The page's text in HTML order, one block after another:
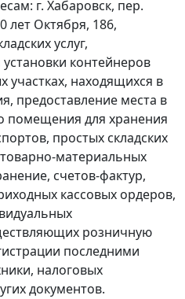
г. Хабаровск, пер.
лет Октября, 186,
услуг,
контейнеров
участках, находящихся в
предоставление места в
помещения для хранения
простых складских
материальных
счетов-фактур,
кассовых ордеров,
розничную
последними
налоговых
документов.